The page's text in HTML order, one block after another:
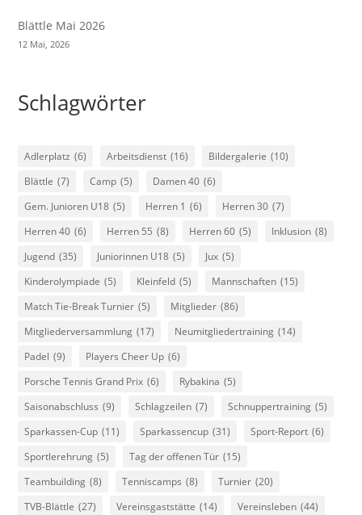
Blättle Mai 2026
12 Mai, 2026
Schlagwörter
Adlerplatz (6) Arbeitsdienst (16) Bildergalerie (10)
Blättle (7) Camp (5) Damen 40 (6)
Gem. Junioren U18 (5) Herren 1 (6) Herren 30 (7)
Herren 40 (6) Herren 55 (8) Herren 60 (5) Inklusion (8)
Jugend (35) Juniorinnen U18 (5) Jux (5)
Kinderolympiade (5) Kleinfeld (5) Mannschaften (15)
Match Tie-Break Turnier (5) Mitglieder (86)
Mitgliederversammlung (17) Neumitgliedertraining (14)
Padel (9) Players Cheer Up (6)
Porsche Tennis Grand Prix (6) Rybakina (5)
Saisonabschluss (9) Schlagzeilen (7) Schnuppertraining (5)
Sparkassen-Cup (11) Sparkassencup (31) Sport-Report (6)
Sportlerehrung (5) Tag der offenen Tür (15)
Teambuilding (8) Tenniscamps (8) Turnier (20)
TVB-Blättle (27) Vereinsgaststätte (14) Vereinsleben (44)